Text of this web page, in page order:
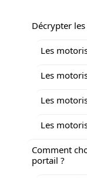
Décrypter
Les
Les
Les
Les
Comment
portail ?